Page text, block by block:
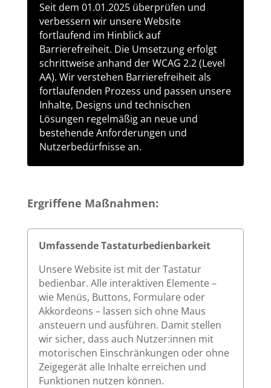
Seit dem 01.01.2025 überprüfen und
verbessern wir unsere Website
fortlaufend im Hinblick auf
Barrierefreiheit. Die Umsetzung erfolgt
schrittweise anhand der WCAG 2.2 (Level
AA). Wir verstehen Barrierefreiheit als
fortlaufenden Prozess und passen unsere
Inhalte, Designs und technischen
Lösungen regelmäßig an neue und
bestehende Anforderungen und
Nutzerbedürfnisse an.
Ergriffene Maßnahmen:
Umfassende Tastaturbedienbarkeit
Unsere Website ist mit der Tastatur
bedienbar. Alle interaktiven Elemente –
wie Menüs, Buttons, Formulare oder
Akkordeons – lassen sich ohne Maus
ansteuern und ausführen. Damit stellen
wir sicher, dass auch Nutzer:innen mit
motorischen Einschränkungen oder ohne
Zeigegerät alle Inhalte erreichen und
Funktionen nutzen können.